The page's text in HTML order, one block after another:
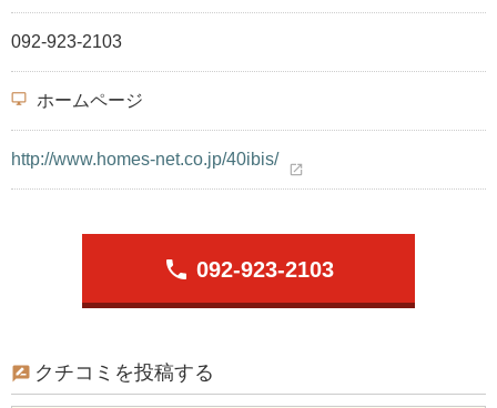
092-923-2103
desktop_windows ホームページ
http://www.homes-net.co.jp/40ibis/
open_in_new
phone 092-923-2103
クチコミを投稿する